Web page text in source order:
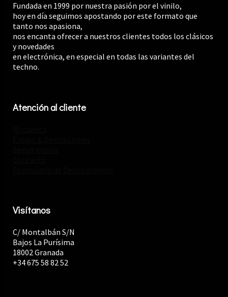
Fundada en 1999 por nuestra pasión por el vinilo,
hoy en día seguimos apostando por este formato que
tanto nos apasiona,
nos encanta ofrecer a nuestros clientes todos los clásicos
y novedades
en electrónica, en especial en todas las variantes del
techno.
Atención al cliente
Visítanos
C/ Montalbán S/N
Bajos La Purísima
18002 Granada
+34 675 58 82 52